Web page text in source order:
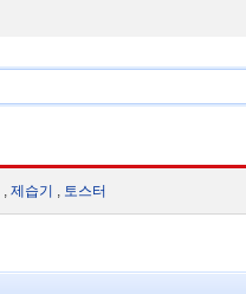
, 제습기 , 토스터